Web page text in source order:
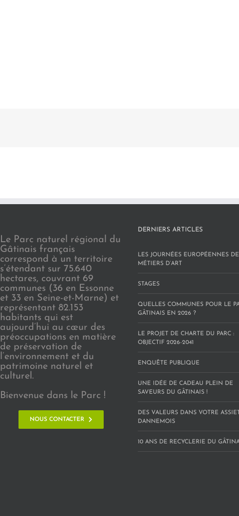
Le Parc naturel régional du
Gâtinais français
correspond à un territoire
s’étendant sur 75.640
hectares, couvrant 69
communes (36 en Essonne
et 33 en Seine-et-Marne) et
représentant 82.153
habitants qui est
aujourd’hui au cœur des
préoccupations en matière
de préservation de
l’environnement et du
patrimoine naturel et
culturel.
Bienvenue dans le Parc !
NOUS CONTACTER
DERNIERS ARTICLES
LES JOURNÉES EUROPÉENNES
MÉTIERS D’ART
STAGES
QUELLES COMMUNES POUR LE
GÂTINAIS EN 2026 ?
LE PROJET DE CHARTE DU PARC :
OBJECTIF 2026-2041
ENQUÊTE PUBLIQUE
UNE IDÉE DE CADEAU PLEIN DE
SAVEURS DU GÂTINAIS !
DES VALEURS DANS VOTRE
DANNEMOIS
10 ANS DE RECYCLERIE DU